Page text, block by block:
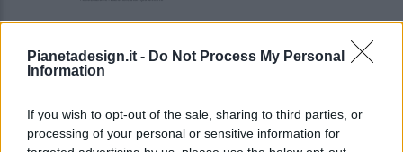
Pianetadesign.it - Do Not Process My Personal
Information
If you wish to opt-out of the sale, sharing to third parties, or
processing of your personal or sensitive information for